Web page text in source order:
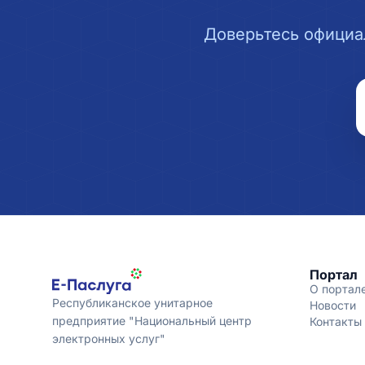
Доверьтесь
Республиканское унитарное
предприятие "Национальный центр
электронных услуг"
Портал
О
Новости
Контакты